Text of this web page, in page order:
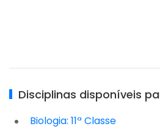
Disciplinas disponíveis
Biologia: 11ª Classe